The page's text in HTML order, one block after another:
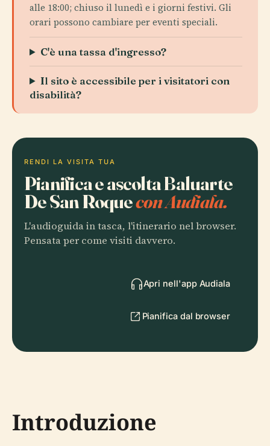
alle 18:00; chiuso il lunedì e i giorni festivi. Gli
orari possono cambiare per eventi speciali.
C'è una tassa d'ingresso?
Il sito è accessibile per i visitatori con
disabilità?
RENDI LA VISITA TUA
Pianifica e ascolta Baluarte
De San Roquecon Audiala.
L'audioguida in tasca, l'itinerario nel browser.
Pensata per come visiti davvero.
Apri nell'app Audiala
Pianifica dal browser
Introduzione